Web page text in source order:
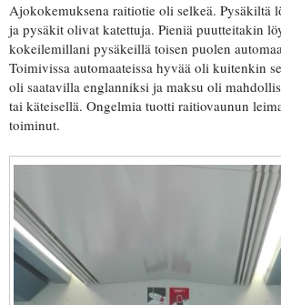
Ajokokemuksena raitiotie oli selkeä. Pysäkiltä
ja pysäkit olivat katettuja. Pieniä puutteitakin
kokeilemillani pysäkeillä toisen puolen
Toimivissa automaateissa hyvää oli kuitenkin
oli saatavilla englanniksi ja maksu oli
tai käteisellä. Ongelmia tuotti raitiovaunun
toiminut.